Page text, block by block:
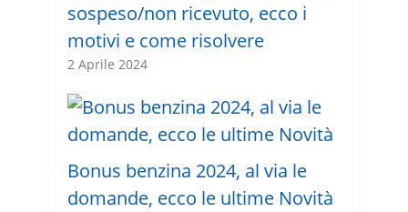
sospeso/non ricevuto, ecco i
motivi e come risolvere
2 Aprile 2024
Bonus benzina 2024, al via le
domande, ecco le ultime Novità